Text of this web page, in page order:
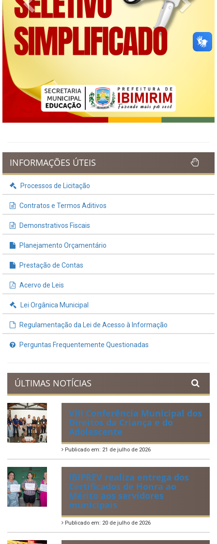
INFORMAÇÕES ÚTEIS
Processos de Licitação
Contratos e Termos Aditivos
Demonstrativos Fiscais
Planejamento Orçamentário
Prestação de Contas
Acervo de Leis
Lei Orgânica Municipal
Regulamentação da Lei de Acesso à Informação
Perguntas Frequentemente Questionadas
ÚLTIMAS NOTÍCIAS
VIII Conferência Municipal dos
Direitos da Criança e do
Adolescente
Publicado em: 21 de julho de 2026
IBIPREV realiza entrega dos
Certificados de Honra ao
Mérito aos servidores
municipais
Publicado em: 20 de julho de 2026